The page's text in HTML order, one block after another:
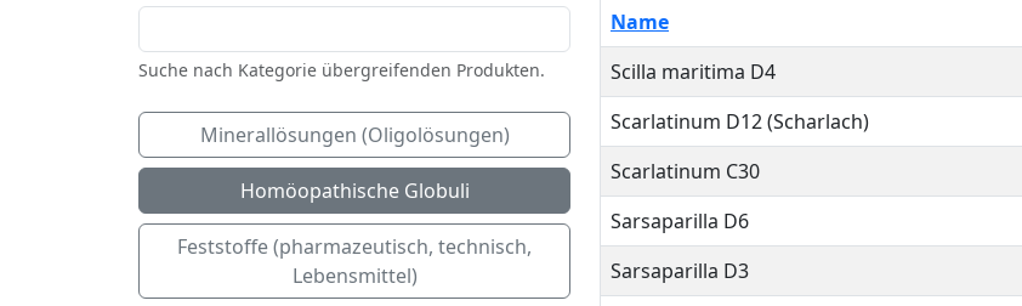
Suche nach Kategorie übergreifenden Produkten.
Minerallösungen (Oligolösungen)
Homöopathische Globuli
Feststoffe (pharmazeutisch, technisch,
Lebensmittel)
Name
Scilla maritima D4
Scarlatinum D12 (Scharlach)
Scarlatinum C30
Sarsaparilla D6
Sarsaparilla D3